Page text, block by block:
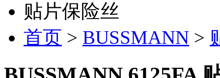
贴片保险丝
首页 > BUSSMANN >